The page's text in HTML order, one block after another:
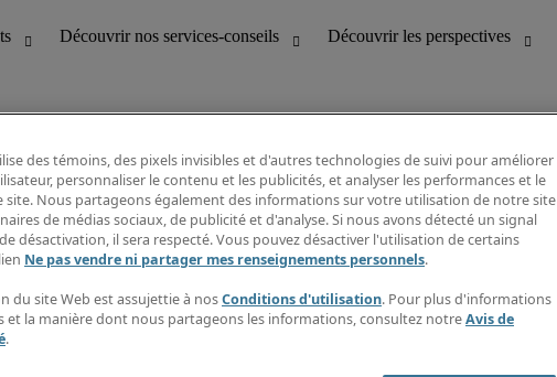
à la clientèle
Découvrir les perspectives
Répertoire d’emplois
Guide salarial
Rapports de temps
Contactez-nous
des témoins, des pixels invisibles et d'autres technologies de suivi pour améliorer
personnaliser le contenu et les publicités, et analyser les performances et le
site. Nous partageons également des informations sur votre utilisation de notre site
de médias sociaux, de publicité et d'analyse. Si nous avons détecté un signal
désactivation, il sera respecté. Vous pouvez désactiver l'utilisation de certains
Ne pas vendre ni partager mes renseignements personnels.
du site Web est assujettie à nosConditions d'utilisation. Pour plus d'informations
et la manière dont nous partageons les informations, consultez notreAvis de
.